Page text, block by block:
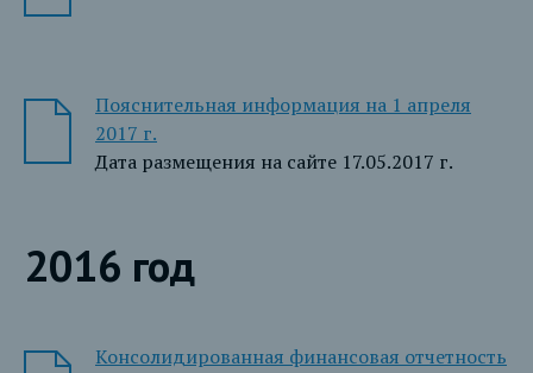
Пояснительная информация на 1 апреля
2017 г.
Дата размещения на сайте 17.05.2017 г.
2016 год
Консолидированная финансовая отчетность